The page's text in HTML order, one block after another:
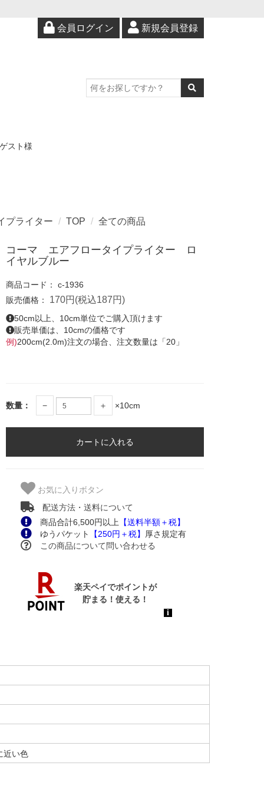
会員ログイン 新規会員登録
スト様
プライター TOP 全ての商品
コーマ エアフロータイプライター ロ
イヤルブルー
商品コード：
c-1936
販売価格：
170円(税込187円)
50cm以上、10cm単位でご購入頂けます
販売単価は、10cmの価格です
例)200cm(2.0m)注文の場合、注文数量は「20」
数量： − ＋ ×10cm
お気に入りボタン
配送方法・送料について
商品合計6,500円以上
【送料半額＋税】
ゆうパケット
【250円＋税】
厚さ規定有
この商品について問い合わせる
近い色